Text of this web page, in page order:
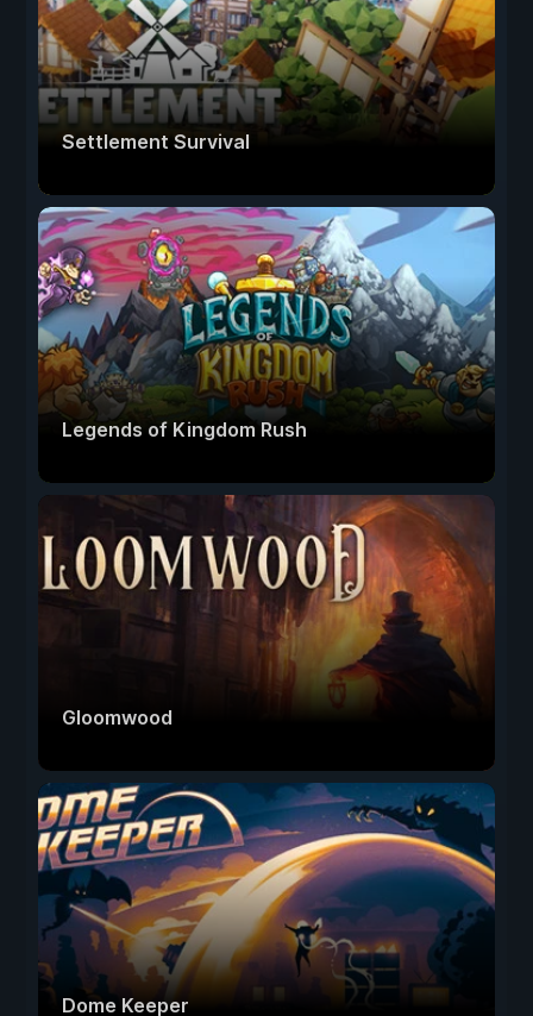
Settlement Survival
Legends of Kingdom Rush
Gloomwood
Dome Keeper